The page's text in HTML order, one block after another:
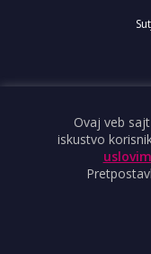
Ovaj veb
iskustvo